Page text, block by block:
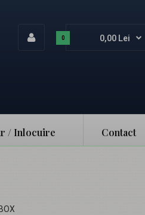
0 0,00 Lei
/ Inlocuire Contact